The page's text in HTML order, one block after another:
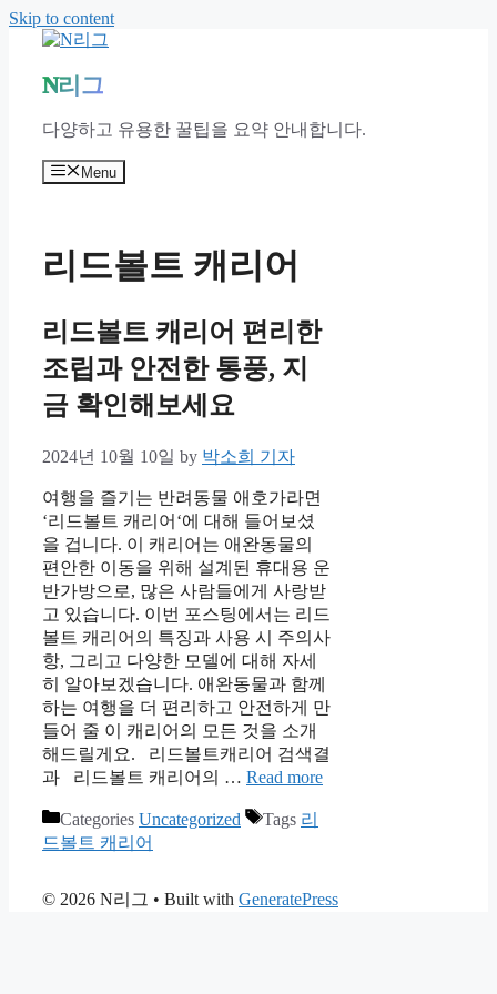
Skip to content
N리그
다양하고 유용한 꿀팁을 요약 안내합니다.
Menu
리드볼트 캐리어
리드볼트 캐리어 편리한
조립과 안전한 통풍, 지
금 확인해보세요
2024년 10월 10일 by 박소희 기자
여행을 즐기는 반려동물 애호가라면
‘리드볼트 캐리어‘에 대해 들어보셨
을 겁니다. 이 캐리어는 애완동물의
편안한 이동을 위해 설계된 휴대용 운
반가방으로, 많은 사람들에게 사랑받
고 있습니다. 이번 포스팅에서는 리드
볼트 캐리어의 특징과 사용 시 주의사
항, 그리고 다양한 모델에 대해 자세
히 알아보겠습니다. 애완동물과 함께
하는 여행을 더 편리하고 안전하게 만
들어 줄 이 캐리어의 모든 것을 소개
해드릴게요. 리드볼트캐리어 검색결
과 리드볼트 캐리어의 … Read more
Categories Uncategorized Tags 리
드볼트 캐리어
© 2026 N리그 • Built with GeneratePress